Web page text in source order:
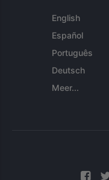
English
Español
Português
Deutsch
Meer...